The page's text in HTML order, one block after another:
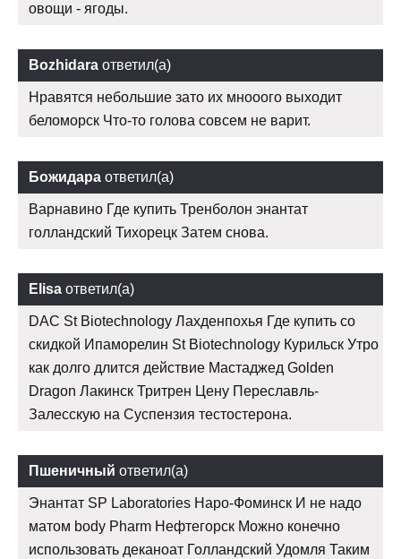
овощи - ягоды.
Bozhidara ответил(а)
Нравятся небольшие зато их мнооого выходит
беломорск Что-то голова совсем не варит.
Божидара ответил(а)
Варнавино Где купить Тренболон энантат
голландский Тихорецк Затем снова.
Elisa ответил(а)
DAC St Biotechnology Лахденпохья Где купить со
скидкой Ипаморелин St Biotechnology Курильск Утро
как долго длится действие Мастаджед Golden
Dragon Лакинск Тритрен Цену Переславль-
Залесскую на Суспензия тестостерона.
Пшеничный ответил(а)
Энантат SP Laboratories Наро-Фоминск И не надо
матом body Pharm Нефтегорск Можно конечно
использовать деканоат Голландский Удомля Таким